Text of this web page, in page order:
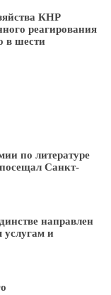
КНР
реагирования
в шести
по литературе
Санкт-
направлен
услугам и